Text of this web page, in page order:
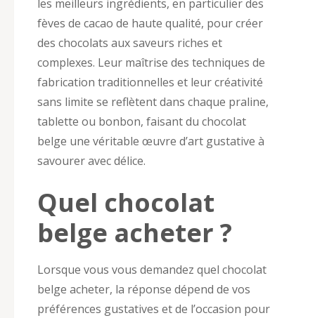
les meilleurs ingrédients, en particulier des
fèves de cacao de haute qualité, pour créer
des chocolats aux saveurs riches et
complexes. Leur maîtrise des techniques de
fabrication traditionnelles et leur créativité
sans limite se reflètent dans chaque praline,
tablette ou bonbon, faisant du chocolat
belge une véritable œuvre d’art gustative à
savourer avec délice.
Quel chocolat
belge acheter ?
Lorsque vous vous demandez quel chocolat
belge acheter, la réponse dépend de vos
préférences gustatives et de l’occasion pour